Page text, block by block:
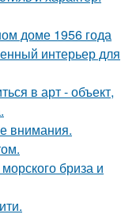
доме 1956 года
интерьер для
в арт - объект,
внимания.
бриза и